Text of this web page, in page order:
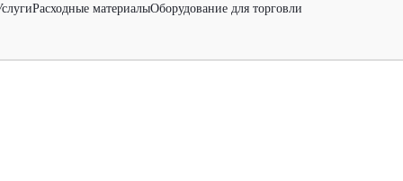
Расходные материалыОборудование для торговли